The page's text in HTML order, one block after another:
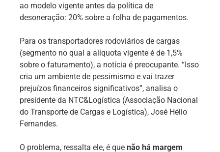
ao modelo vigente antes da política de
desoneração: 20% sobre a folha de pagamentos.
Para os transportadores rodoviários de cargas
(segmento no qual a alíquota vigente é de 1,5%
sobre o faturamento), a notícia é preocupante. “Isso
cria um ambiente de pessimismo e vai trazer
prejuízos financeiros significativos”, analisa o
presidente da NTC&Logística (Associação Nacional
do Transporte de Cargas e Logística), José Hélio
Fernandes.
O problema, ressalta ele, é que não há margem